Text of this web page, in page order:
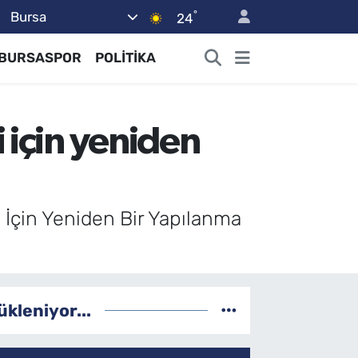
Bursa 24°
POLİTİKA
için yeniden
Yeniden Bir Yapılanma